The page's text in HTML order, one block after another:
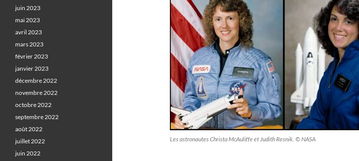
Les astronautes Christa McAuliffe et Judith Resnik. © NASA
juin 2023
mai 2023
avril 2023
mars 2023
février 2023
janvier 2023
décembre 2022
novembre 2022
octobre 2022
septembre 2022
août 2022
juillet 2022
juin 2022